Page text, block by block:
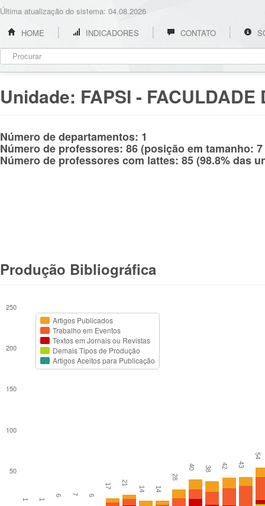
Última atualização do sistema: 04.08.2026
HOME
INDICADORES CONTATO
Unidade: FAPSI - FACULDADE
Número de departamentos: 1
Número de professores: 86 (posição em tamanho: 7
Número de professores com lattes: 85 (98.8% das
Produção Bibliográfica
1 1
6 7 6
17
21
14
14
28
40 38 42 43
54
Artigos Publicados
Trabalho em Eventos
Textos em Jornais ou Revistas
Demais Tipos de Produção
Artigos Aceitos para Publicação
50
100
150
200
250